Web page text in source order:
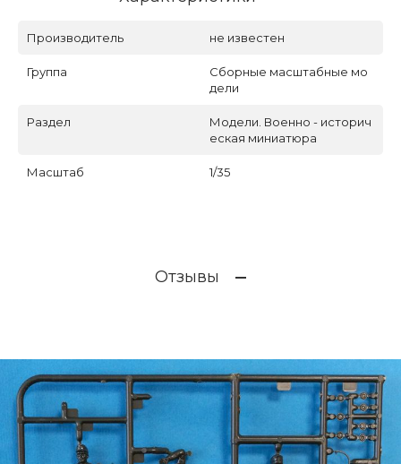
Производитель не известен
Группа
Сборные масштабные мо
дели
Раздел
Модели. Военно - историч
еская миниатюра
Масштаб 1/35
Отзывы